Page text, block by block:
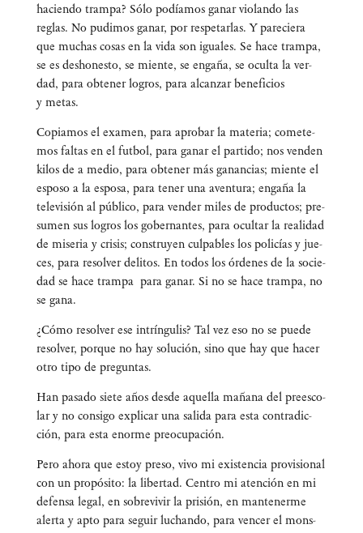
hacien­do tram­pa? Sólo podía­mos ganar vio­lan­do las
reglas. No pudi­mos ganar, por res­pe­tar­las. Y pare­cie­ra
que muchas cosas en la vida son igua­les. Se hace tram­pa,
se es des­ho­nes­to, se mien­te, se enga­ña, se ocul­ta la ver­
dad, para obte­ner logros, para alcan­zar bene­fi­cios
y metas.
Copia­mos el examen, para apro­bar la mate­ria; come­te­
mos fal­tas en el fut­bol, para ganar el par­ti­do; nos ven­den
kilos de a medio, para obte­ner más ganan­cias; mien­te el
espo­so a la espo­sa, para tener una aven­tu­ra; enga­ña la
tele­vi­sión al públi­co, para ven­der miles de pro­duc­tos; pre­
su­men sus logros los gober­nan­tes, para ocul­tar la reali­dad
de mise­ria y cri­sis; cons­tru­yen cul­pa­bles los poli­cías y jue­
ces, para resol­ver deli­tos. En todos los órde­nes de la socie­
dad se hace tram­pa para ganar. Si no se hace tram­pa, no
se gana.
¿Cómo resol­ver ese intrín­gu­lis? Tal vez eso no se pue­de
resol­ver, por­que no hay solu­ción, sino que hay que hacer
otro tipo de preguntas.
Han pasa­do sie­te años des­de aque­lla maña­na del pre­es­co­
lar y no con­si­go expli­car una sali­da para esta con­tra­dic­
ción, para esta enor­me preocupación.
Pero aho­ra que estoy pre­so, vivo mi exis­ten­cia pro­vi­sio­nal
con un pro­pó­si­to: la liber­tad. Cen­tro mi aten­ción en mi
defen­sa legal, en sobre­vi­vir la pri­sión, en man­te­ner­me
aler­ta y apto para seguir luchan­do, para ven­cer el mons­